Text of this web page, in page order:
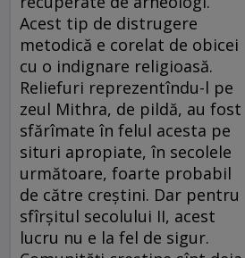
Acest tip de distrugere
metodică e corelat de obicei
cu o indignare religioasă.
Reliefuri reprezentîndu-l pe
zeul Mithra, de pildă, au fost
sfărîmate în felul acesta pe
situri apropiate, în secolele
următoare, foarte probabil
de către creștini. Dar pentru
sfîrșitul secolului II, acest
lucru nu e la fel de sigur.